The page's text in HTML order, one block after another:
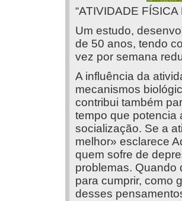
“ATIVIDADE
Um estudo,
de 50 anos, tendo
vez por semana
A influência da
mecanismos
contribui também
tempo que potencia
socialização. Se a
melhor» esclarece
quem sofre de
problemas. Quando
para cumprir, como
desses